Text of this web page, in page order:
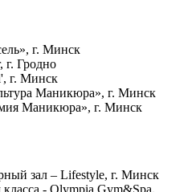
г. Минск
г. Гродно
г. Минск
Маникюра», г. Минск
Маникюра», г. Минск
зал – Lifestyle, г. Минск